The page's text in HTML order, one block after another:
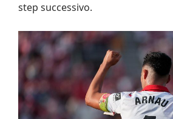
step successivo.